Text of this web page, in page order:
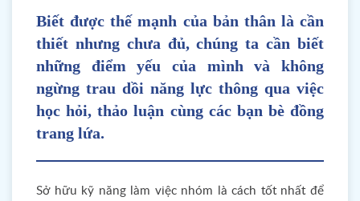
Biết được thế mạnh của bản thân là cần
thiết nhưng chưa đủ, chúng ta cần biết
những điểm yếu của mình và không
ngừng trau dồi năng lực thông qua việc
học hỏi, thảo luận cùng các bạn bè đồng
trang lứa.
Sở hữu kỹ năng làm việc nhóm là cách tốt nhất để